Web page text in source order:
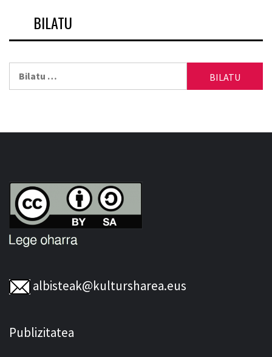
BILATU
albisteak@kultursharea.eus
Publizitatea